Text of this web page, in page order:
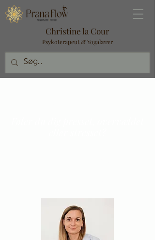
Christine la Cour
Psykoterapeut & Yogalærer